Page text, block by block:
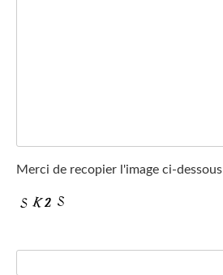
Merci de recopier l'image ci-dessous